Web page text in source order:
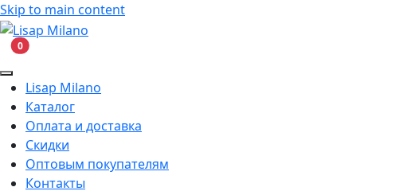
Skip to main content
0В корзину
Lisap Milano
Каталог
Оплата и доставка
Скидки
Оптовым покупателям
Контакты